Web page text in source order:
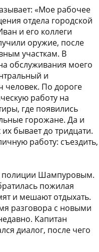
«Мое рабочее
отдела городской
и его коллеги
оружие, после
участкам. В
обслуживания моего
и
человек. По дороге
работу на
где появились
горожане. Да и
бывает до тридцати.
работу: съездить,
полиции Шампуровым.
пожилая
и мешают отдыхать.
разговора с новыми
Капитан
диалог, после чего